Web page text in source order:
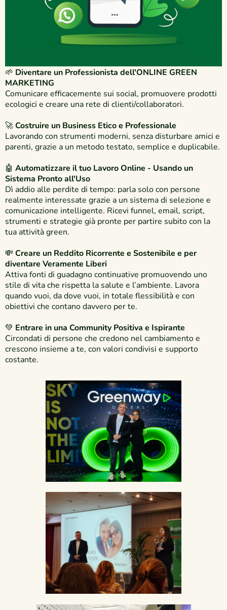
🌱 Diventare un Professionista dell'ONLINE GREEN
MARKETING
Comunicare efficacemente sui social, promuovere prodotti
ecologici e creare una rete di clienti/collaboratori.
🚀Costruire un Business Etico e Professionale
Lavorando con strumenti moderni, senza disturbare amici e
parenti, grazie a un metodo testato, semplice e duplicabile.
🤖 Automatizzare il tuo Lavoro Online - Usando un
Sistema Pronto all'Uso
Dì addio alle perdite di tempo: parla solo con persone
realmente interessate grazie a un sistema di selezione e
comunicazione intelligente. Ricevi funnel, email, script,
strumenti e strategie già pronte per partire subito con la
tua attività green.
💸 Creare un Reddito Ricorrente e Sostenibile e per
diventare Veramente Liberi
Attiva fonti di guadagno continuative promuovendo uno
stile di vita che rispetta la salute e l’ambiente. Lavora
quando vuoi, da dove vuoi, in totale flessibilità e con
obiettivi che contano davvero per te.
💚 Entrare in una Community Positiva e Ispirante
Circondati di persone che credono nel cambiamento e
crescono insieme a te, con valori condivisi e supporto
costante.